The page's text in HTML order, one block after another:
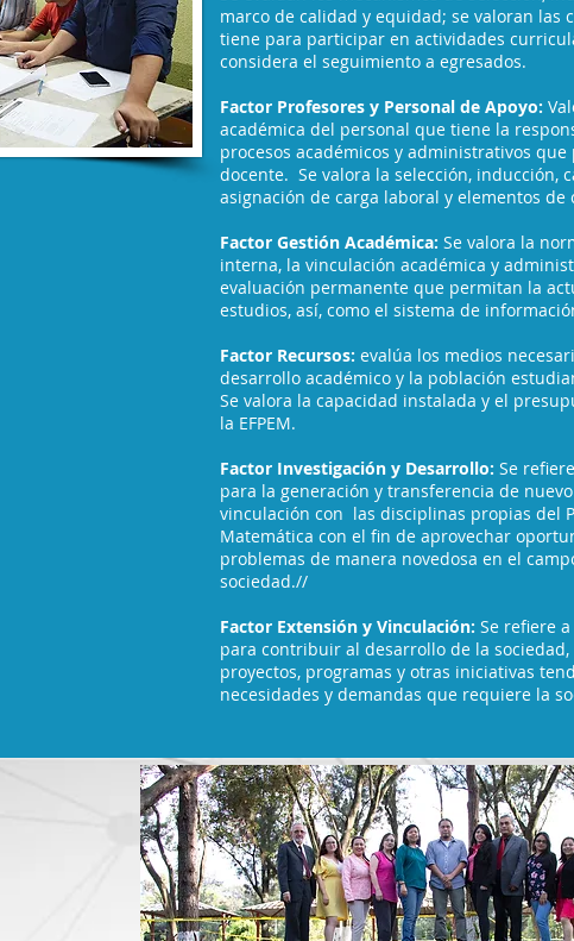
marco de calidad y equidad; se valoran las
tiene para participar en actividades
considera el seguimiento a egresados.
Factor Profesores y Personal de Apoyo:
académica del personal que tiene la
procesos académicos y administrativos
docente. Se valora la selección, inducción,
asignación de carga laboral y elementos de
Factor Gestión Académica: Se valora la
interna, la vinculación académica y
evaluación permanente que permitan la
estudios, así, como el sistema de
Factor Recursos: evalúa los medios
desarrollo académico y la población
Se valora la capacidad instalada y el
la EFPEM.
Factor Investigación y Desarrollo: Se
para la generación y transferencia de
vinculación con las disciplinas propias del
Matemática con el fin de aprovechar
problemas de manera novedosa en el
sociedad.//
Factor Extensión y Vinculación: Se refiere
para contribuir al desarrollo de la
proyectos, programas y otras iniciativas
necesidades y demandas que requiere la